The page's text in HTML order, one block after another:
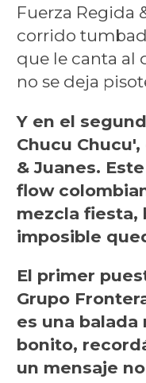
Fuerza Regida
corrido
que le canta al
no se deja
Y en el
Chucu Chucu',
& Juanes.
flow
mezcla
imposible
El primer
Grupo
es una
bonito,
un mensaje